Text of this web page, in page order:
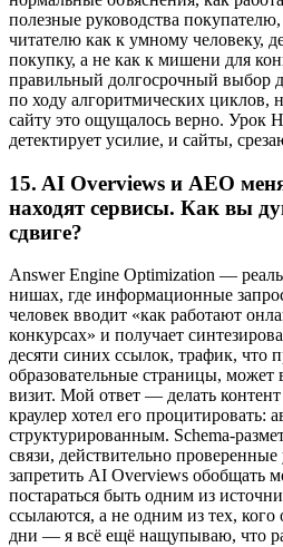
полезные руководства
читателю как к умному человеку,
покупку, а не как к мишени для
правильный долгосрочный выбор
по ходу алгоритмических циклов,
сайту это ощущалось верно. Урок
детектирует усилие, и сайты,
15. AI Overviews и AEO
находят сервисы. Как вы
сдвиге?
Answer Engine Optimization —
нишах, где информационные
человек вводит «как работают
конкурсах» и получает
десяти синих ссылок, трафик, что
образовательные страницы, может
визит. Мой ответ — делать
краулер хотел его процитировать:
структурированным. Schema-
связи, действительно
запретить AI Overviews обобщать
постараться быть одним из
ссылаются, а не одним из тех,
дни — я всё ещё нащупываю, что